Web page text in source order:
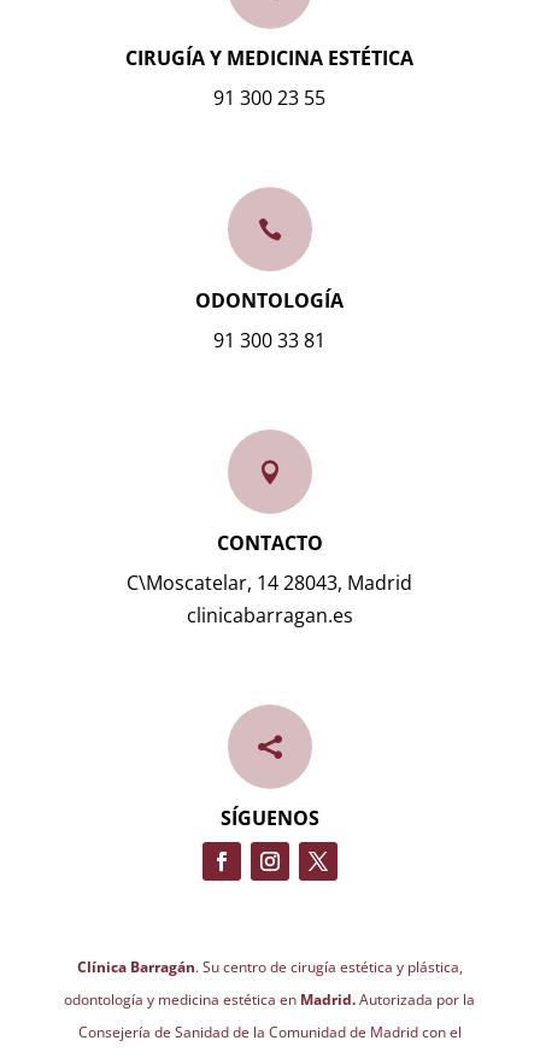
CIRUGÍA Y MEDICINA ESTÉTICA
91 300 23 55

ODONTOLOGÍA
91 300 33 81

CONTACTO
C\Moscatelar, 14 28043, Madrid
clinicabarragan.es

SÍGUENOS
Clínica Barragán. Su centro de cirugía estética y plástica,
odontología y medicina estética en Madrid.Autorizada por la
Consejería de Sanidad de la Comunidad de Madrid con el